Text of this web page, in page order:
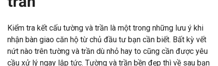
Kiểm tra kết cấu tường và trần là một trong những lưu ý khi
nhận bàn giao căn hộ từ chủ đầu tư bạn cần biết. Bất kỳ vết
nứt nào trên tường và trần dù nhỏ hay to cũng cần được yêu
cầu xử lý ngay lập tức. Tường và trần bền đẹp thì về sau bạn